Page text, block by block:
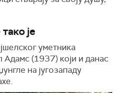
је
уметника
Адамс (1937) који и данас
на југозападу